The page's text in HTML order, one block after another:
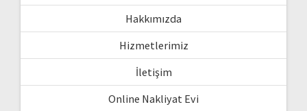
Hakkımızda
Hizmetlerimiz
İletişim
Online Nakliyat Evi